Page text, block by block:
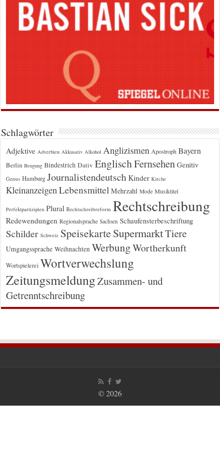
Schlagwörter
Adjektive Adverbien Akkusativ Alkohol Anglizismen Apostroph Bayern
Berlin Beugung Bindestrich Dativ EnglischFernsehen Genitiv
Genus Hamburg Journalistendeutsch Kinder Kirche
Kleinanzeigen Lebensmittel Mehrzahl Mode Musiktitel
Perfektpartizipien Plural Rechtschreibreform Rechtschreibung
Redewendungen Regionalsprache Sachsen Schaufensterbeschriftung
Schilder Schweiz Speisekarte SupermarktTiere
Umgangssprache Weihnachten WerbungWortherkunft
Wortspielerei Wortverwechslung
ZeitungsmeldungZusammen- und
Getrenntschreibung
© 2026